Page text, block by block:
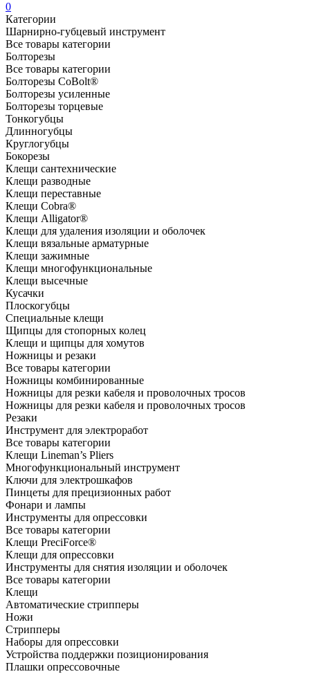
0
Категории
Шарнирно-губцевый инструмент
Все товары категории
Болторезы
Все товары категории
Болторезы CoBolt®
Болторезы усиленные
Болторезы торцевые
Тонкогубцы
Длинногубцы
Круглогубцы
Бокорезы
Клещи сантехнические
Клещи разводные
Клещи переставные
Клещи Cobra®
Клещи Alligator®
Клещи для удаления изоляции и оболочек
Клещи вязальные арматурные
Клещи зажимные
Клещи многофункциональные
Клещи высечные
Кусачки
Плоскогубцы
Специальные клещи
Щипцы для стопорных колец
Клещи и щипцы для хомутов
Ножницы и резаки
Все товары категории
Ножницы комбинированные
Ножницы для резки кабеля и проволочных тросов
Ножницы для резки кабеля и проволочных тросов
Резаки
Инструмент для электроработ
Все товары категории
Клещи Lineman’s Pliers
Многофункциональный инструмент
Ключи для электрошкафов
Пинцеты для прецизионных работ
Фонари и лампы
Инструменты для опрессовки
Все товары категории
Клещи PreciForce®
Клещи для опрессовки
Инструменты для снятия изоляции и оболочек
Все товары категории
Клещи
Автоматические стрипперы
Ножи
Стрипперы
Наборы для опрессовки
Устройства поддержки позиционирования
Плашки опрессовочные